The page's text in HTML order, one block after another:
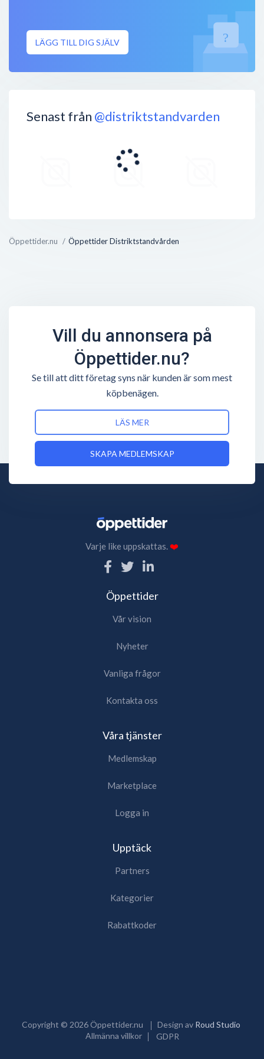
Öppettider.nu Öppettider Distriktstandvården
LÄGG TILL DIG SJÄLV
Distriktstandvården Holländargatan
Holländargatan 21A,111 60
Stängt nu
Senast från @distriktstandvarden
Vill du annonsera på
Öppettider.nu?
Se till att ditt företag syns när kunden är som mest
köpbenägen.
LÄS MER
SKAPA MEDLEMSKAP
Varje like uppskattas.❤️
Öppettider
Vår vision
Nyheter
Vanliga frågor
Kontakta oss
Våra tjänster
Medlemskap
Marketplace
Logga in
Upptäck
Partners
Kategorier
Rabattkoder
Copyright © 2026Öppettider.nu Design av Roud Studio
Allmänna villkor
GDPR